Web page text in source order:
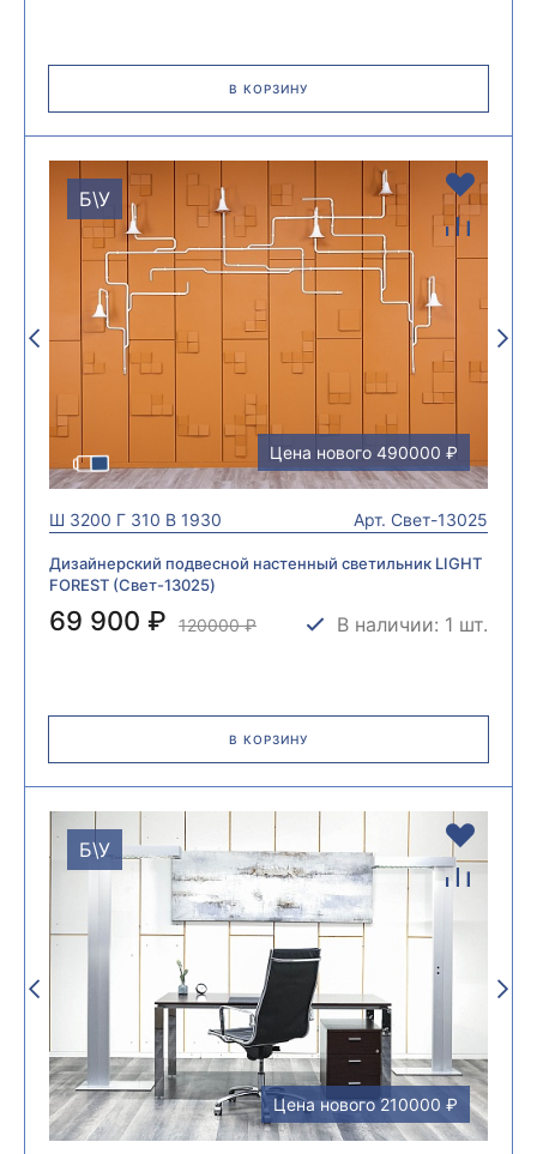
В КОРЗИНУ
Б\У
Цена нового 490000 ₽
Ш 3200 Г 310 В 1930 Арт. Свет-13025
Дизайнерский подвесной настенный светильник LIGHT
FOREST (Свет-13025)
69 900 ₽ 120000₽ В наличии: 1 шт.
В КОРЗИНУ
Б\У
Цена нового 210000 ₽